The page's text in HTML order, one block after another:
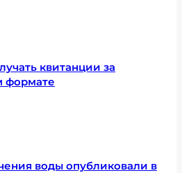
квитанции за
формате
воды опубликовали в